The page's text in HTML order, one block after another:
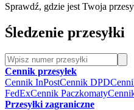
Sprawdź, gdzie jest Twoja
Śledzenie przesyłki
Cennik przesyłek
Cennik InPostCennik DPD
FedExCennik Paczkomaty
Przesyłki zagraniczne